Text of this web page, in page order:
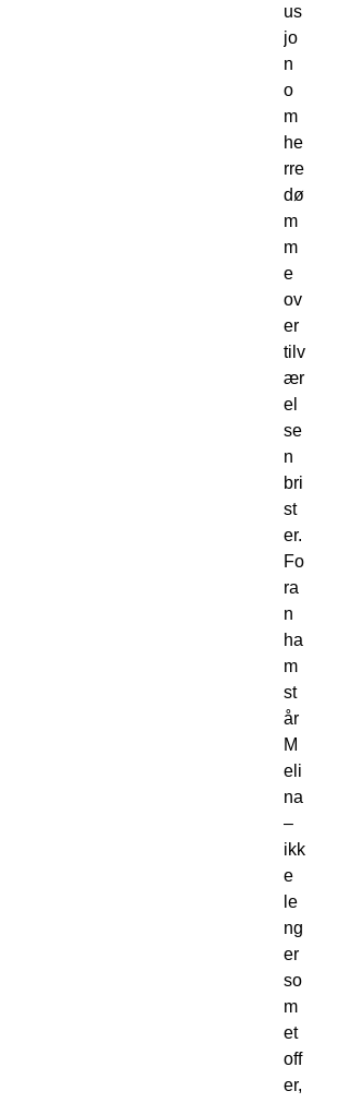
us
jo
n
o
m
he
rre
dø
m
m
e
ov
er
tilv
ær
el
se
n
bri
st
er.
Fo
ra
n
ha
m
st
år
M
eli
na
–
ikk
e
le
ng
er
so
m
et
off
er,